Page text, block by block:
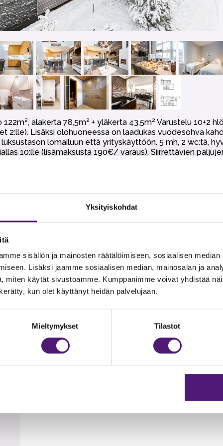
Yksityiskohdat
sisällön ja mainosten räätälöimiseen, sosiaalisen
Lisäksi jaamme sosiaalisen median, mainosalan ja
miten käytät sivustoamme. Kumppanimme voivat yhdistää
kun olet käyttänyt heidän palvelujaan.
Mieltymykset Tilastot
alakerta 78,5m² + yläkerta 43,5m² Varustelu 10+2
2:lle). Lisäksi olohuoneessa on laadukas vuodesohva
lomailuun että yrityskäyttöön. 5 mh, 2 wc:tä,
10:lle (lisämaksusta 190€/ varaus). Siirrettävien
ulkovarasto ja osin katettu iso terassi.
liukuri talven riemuihin. Portaissa on lapsiportit.
ja palveluiden vieressä . Talot ovat kiinni
tai talouspaperit. Nämä voi halutessaan ostaa
300 m ja Tapahtumakeskus Huippuun 150m.